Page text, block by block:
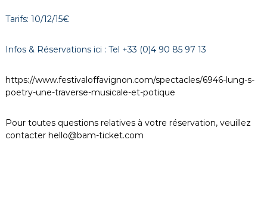
Tarifs: 10/12/15€
Infos & Réservations ici : Tel +33 (0)4 90 85 97 13
https://www.festivaloffavignon.com/spectacles/6946-lung-s-
poetry-une-traverse-musicale-et-potique
Pour toutes questions relatives à votre réservation, veuillez
contacter hello@bam-ticket.com